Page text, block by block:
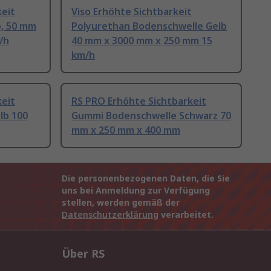
50 mm
h
Viso Erhöhte Sichtbarkeit
Polyurethan Bodenschwelle Gelb
40 mm x 3000 mm x 250 mm 15
km/h
100
RS PRO Erhöhte Sichtbarkeit
Gummi Bodenschwelle Schwarz 70
mm x 250 mm x 400 mm
Die personenbezogenen Daten, die Sie
uns bei Anmeldung zur Verfügung
stellen, werden gemäß der
Datenschutzerklärung verarbeitet.
Über RS